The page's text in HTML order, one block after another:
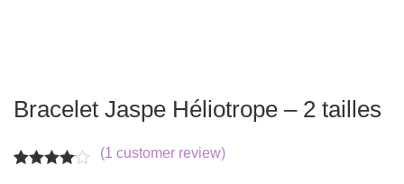
Bracelet Jaspe Héliotrope – 2 tailles
(1 customer review)